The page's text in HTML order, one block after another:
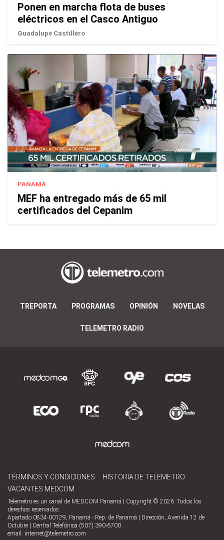
Ponen en marcha flota de buses
eléctricos en el Casco Antiguo
Guadalupe Castillero
PANAMÁ
MEF ha entregado más de 65 mil
certificados del Cepanim
TREPORTA PROGRAMAS OPINIÓN NOVELAS
TELEMETRO RADIO
TÉRMINOS Y CONDICIONES
HISTORIA DE TELEMETRO
VACANTES MEDCOM
Telemetro es un canal de MEDCOM Panamá | Copyright © 2026. Todos los
derechos reservados.
Apartado 0834-00129, Panamá - Rep. de Panamá | Dirección, Avenida 12 de
Octubre | Central Telefónica (507) 390-6700
email: internet@telemetro.com